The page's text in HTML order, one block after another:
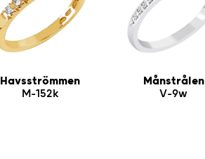
Havsströmmen
M-152k
Månstrålen
V-9w